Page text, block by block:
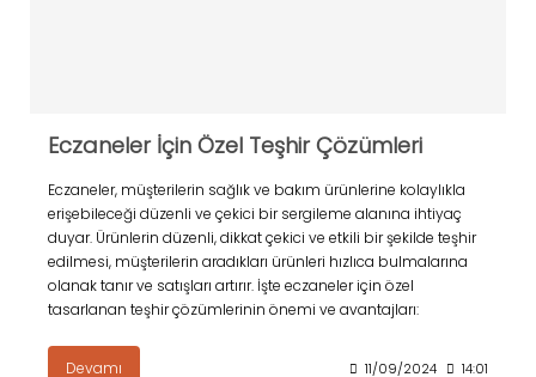
Eczaneler İçin Özel Teşhir Çözümleri
Eczaneler, müşterilerin sağlık ve bakım ürünlerine kolaylıkla
erişebileceği düzenli ve çekici bir sergileme alanına ihtiyaç
duyar. Ürünlerin düzenli, dikkat çekici ve etkili bir şekilde teşhir
edilmesi, müşterilerin aradıkları ürünleri hızlıca bulmalarına
olanak tanır ve satışları artırır. İşte eczaneler için özel
tasarlanan teşhir çözümlerinin önemi ve avantajları:
Devamı 11/09/2024 14:01